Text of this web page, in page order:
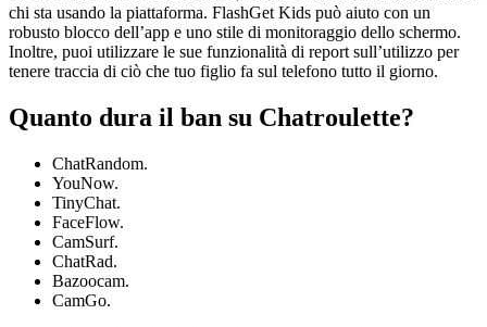
chi sta usando la piattaforma. FlashGet Kids può aiuto con un
robusto blocco dell’app e uno stile di monitoraggio dello schermo.
Inoltre, puoi utilizzare le sue funzionalità di report sull’utilizzo per
tenere traccia di ciò che tuo figlio fa sul telefono tutto il giorno.
Quanto dura il ban su Chatroulette?
ChatRandom.
YouNow.
TinyChat.
FaceFlow.
CamSurf.
ChatRad.
Bazoocam.
CamGo.